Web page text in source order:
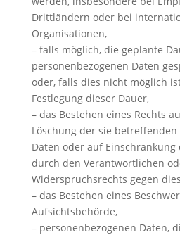
Drittländern oder bei
Organisationen,
– falls möglich, die geplante
personenbezogenen Daten
oder, falls dies nicht möglich
Festlegung dieser Dauer,
– das Bestehen eines Rechts
Löschung der sie
Daten oder auf
durch den Verantwortlichen
Widerspruchsrechts gegen
– das Bestehen eines
Aufsichtsbehörde,
– personenbezogenen Daten,